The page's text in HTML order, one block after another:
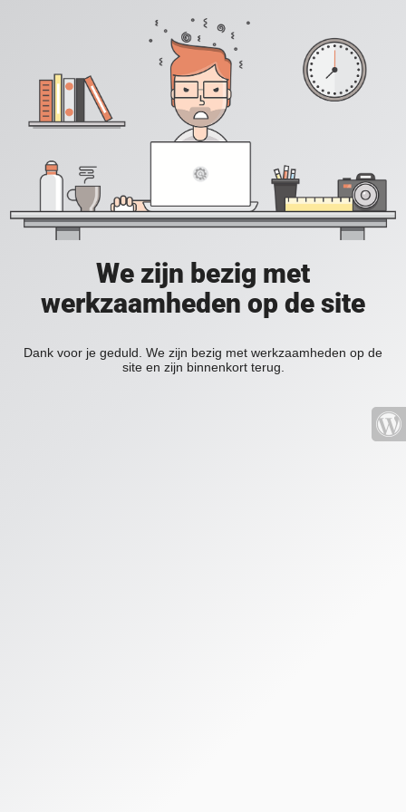
We zijn bezig met
werkzaamheden op de site
Dank voor je geduld. We zijn bezig met werkzaamheden op de
site en zijn binnenkort terug.